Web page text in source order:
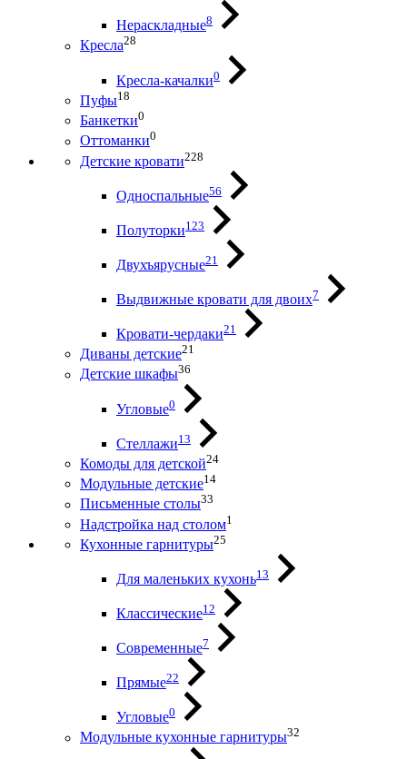
Нераскладные8
Кресла28
Кресла-качалки0
Пуфы18
Банкетки0
Оттоманки0
Детские кровати228
Односпальные56
Полуторки123
Двухъярусные21
Выдвижные кровати для двоих7
Кровати-чердаки21
Диваны детские21
Детские шкафы36
Угловые0
Стеллажи13
Комоды для детской24
Модульные детские14
Письменные столы33
Надстройка над столом1
Кухонные гарнитуры25
Для маленьких кухонь13
Классические12
Современные7
Прямые22
Угловые0
Модульные кухонные гарнитуры32